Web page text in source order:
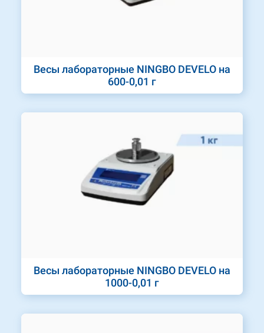
Весы лабораторные NINGBO DEVELO на
600-0,01 г
Весы лабораторные NINGBO DEVELO на
1000-0,01 г